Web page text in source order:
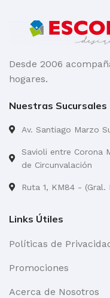
Desde 2006
hogares.
Nuestras Sucursales
Av. Santiago Marzo
Savioli entre Corona
de Circunvalación
Ruta 1, KM84 - (Gral.
Links Útiles
Políticas de
Promociones
Acerca de Nosotros